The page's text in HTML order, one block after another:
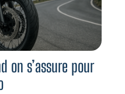
on s’assure pour